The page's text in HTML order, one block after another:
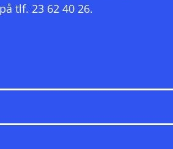
tlf. 23 62 40 26.